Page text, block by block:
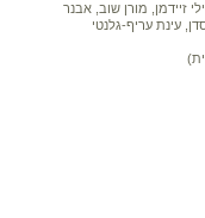
זיידמן, מורן שוב, אבנר
עינת עריף-גלנטי